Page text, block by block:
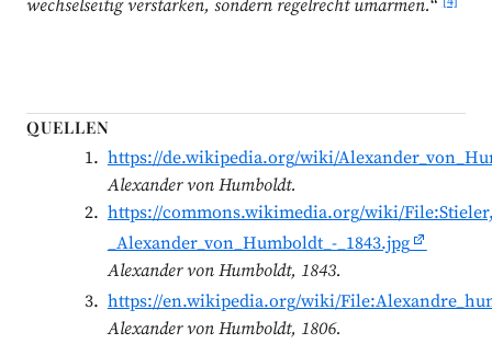
wechselseitig verstärken, sondern regelrecht umarmen.“
QUELLEN
https://de.wikipedia.org/wiki/
Alexander von Humboldt.
https://commons.wikimedia.org/wiki/
_Alexander_von_Humboldt_-_1843.jpg
Alexander von Humboldt, 1843.
https://en.wikipedia.org/wiki/
Alexander von Humboldt, 1806.